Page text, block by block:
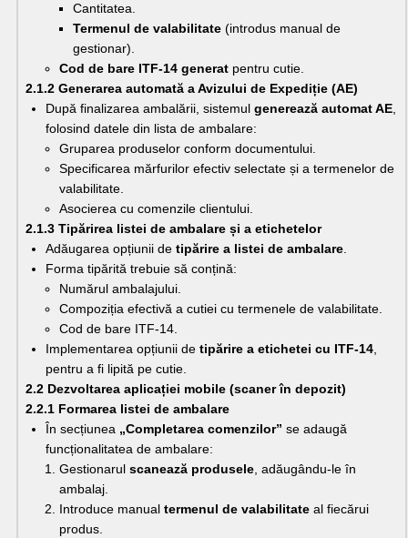
Cantitatea.
Termenul de valabilitate (introdus manual de
gestionar).
Cod de bare ITF-14 generat pentru cutie.
2.1.2 Generarea automată a Avizului de Expediție (AE)
După finalizarea ambalării, sistemul generează automat AE,
folosind datele din lista de ambalare:
Gruparea produselor conform documentului.
Specificarea mărfurilor efectiv selectate și a termenelor de
valabilitate.
Asocierea cu comenzile clientului.
2.1.3 Tipărirea listei de ambalare și a etichetelor
Adăugarea opțiunii de tipărire a listei de ambalare.
Forma tipărită trebuie să conțină:
Numărul ambalajului.
Compoziția efectivă a cutiei cu termenele de valabilitate.
Cod de bare ITF-14.
Implementarea opțiunii de tipărire a etichetei cu ITF-14,
pentru a fi lipită pe cutie.
2.2 Dezvoltarea aplicației mobile (scaner în depozit)
2.2.1 Formarea listei de ambalare
În secțiunea „Completarea comenzilor” se adaugă
funcționalitatea de ambalare:
Gestionarul scanează produsele, adăugându-le în
ambalaj.
Introduce manual termenul de valabilitate al fiecărui
produs.